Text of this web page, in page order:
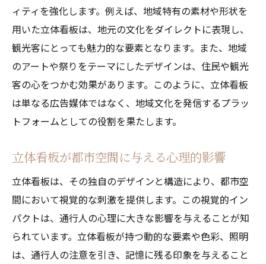
ィティを強化します。例えば、地域特有の素材や形状を
用いた立体看板は、地元の文化をダイレクトに表現し、
観光客にとっても魅力的な要素となります。また、地域
のアートや祭りをテーマにしたデザインは、住民や観光
客の心をつかむ効果があります。このように、立体看板
は単なる広告媒体ではなく、地域文化を発信するプラッ
トフォームとしての役割を果たします。
立体看板が都市空間に与える心理的影響
立体看板は、その独自のデザインと構造により、都市空
間において視覚的な刺激を提供します。この視覚的イン
パクトは、通行人の心理に大きな影響を与えることが知
られています。立体看板が持つ動的な要素や色彩、照明
は、通行人の注意を引き、記憶に残る印象を与えること